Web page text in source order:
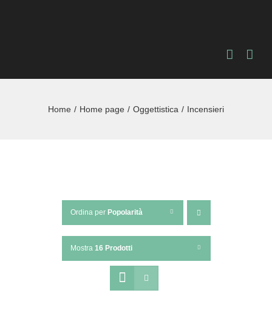
Home Home page Oggettistica Incensieri
Ordina per Popolarità
Mostra 16 Prodotti